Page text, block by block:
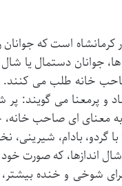
است که
جوانان دستمال یا شال
خانه طلب می کنند.
می گویند: پر
ای صاحب خانه،
گردو، بادام،
که صورت خود
شوخی و خنده